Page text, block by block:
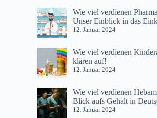
Wie viel verdienen
Unser Einblick in das
12. Januar 2024
Wie viel verdienen
klären auf!
12. Januar 2024
Wie viel verdienen
Blick aufs Gehalt in
12. Januar 2024